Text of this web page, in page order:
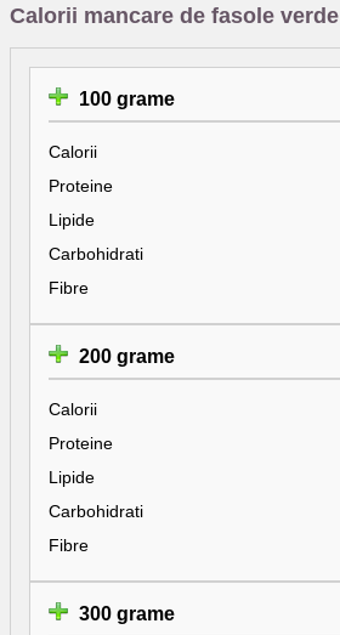
Calorii mancare de fasole verde
100 grame
Calorii
Proteine
Lipide
Carbohidrati
Fibre
200 grame
Calorii
Proteine
Lipide
Carbohidrati
Fibre
300 grame